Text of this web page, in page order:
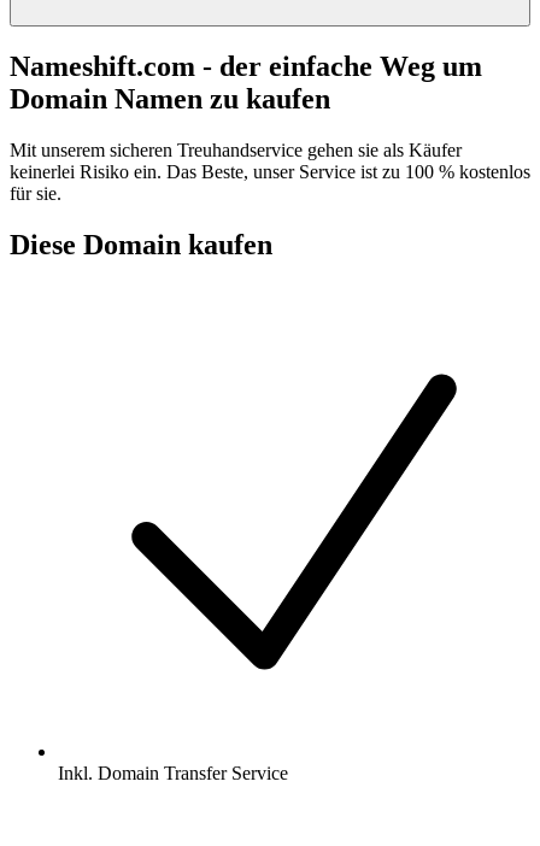
Nameshift.com - der einfache Weg um
Domain Namen zu kaufen
Mit unserem sicheren Treuhandservice gehen sie als Käufer
keinerlei Risiko ein. Das Beste, unser Service ist zu 100 % kostenlos
für sie.
Diese Domain kaufen
Inkl. Domain Transfer Service